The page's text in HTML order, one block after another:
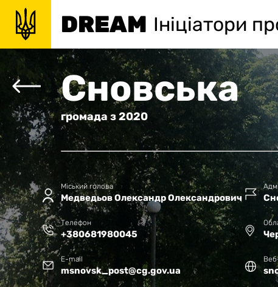
DREAM Ініціатори
Сновська
громада з2020
Міський голова
Медведьов Олександр Олександрович
Телефон
+380681980045
E-mail
msnovsk_post@cg.gov.ua